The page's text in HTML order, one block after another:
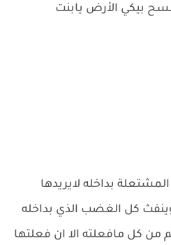
بيكي الأرض يابنت
بداخله لايريدها
وينفث كل الغضب الذي بداخله
من كل مافعلته الا ان فعلتها